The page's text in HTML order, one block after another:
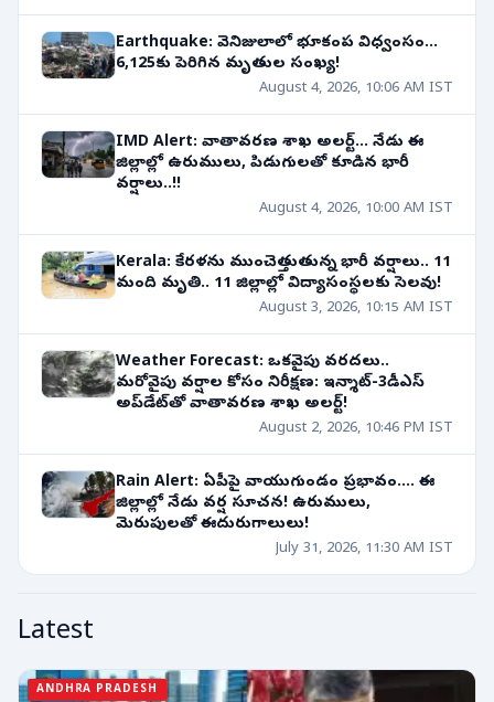
Earthquake: వెనిజులాలో భూకంప విధ్వంసం...
6,125కు పెరిగిన మృతుల సంఖ్య!
August 4, 2026, 10:06 AM IST
IMD Alert: వాతావరణ శాఖ అలర్ట్... నేడు ఈ
జిల్లాల్లో ఉరుములు, పిడుగులతో కూడిన భారీ
వర్షాలు..!!
August 4, 2026, 10:00 AM IST
Kerala: కేరళను ముంచెత్తుతున్న భారీ వర్షాలు.. 11
మంది మృతి.. 11 జిల్లాల్లో విద్యాసంస్థలకు సెలవు!
August 3, 2026, 10:15 AM IST
Weather Forecast: ఒకవైపు వరదలు..
మరోవైపు వర్షాల కోసం నిరీక్షణ: ఇన్శాట్-3డీఎస్
అప్‌డేట్‌తో వాతావరణ శాఖ అలర్ట్!
August 2, 2026, 10:46 PM IST
Rain Alert: ఏపీపై వాయుగుండం ప్రభావం.... ఈ
జిల్లాల్లో నేడు వర్ష సూచన! ఉరుములు,
మెరుపులతో ఈదురుగాలులు!
July 31, 2026, 11:30 AM IST
Latest
ANDHRA PRADESH